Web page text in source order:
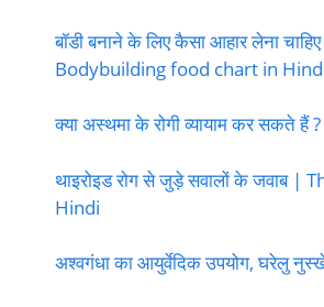
बॉडी बनाने के लिए कैसा आहार लेना
Bodybuilding food chart in
क्या अस्थमा के रोगी व्यायाम कर सकते हैं ?
थाइरोइड रोग से जुड़े सवालों के जवाब |
Hindi
अश्वगंधा का आयुर्वेदिक उपयोग, घरेलु